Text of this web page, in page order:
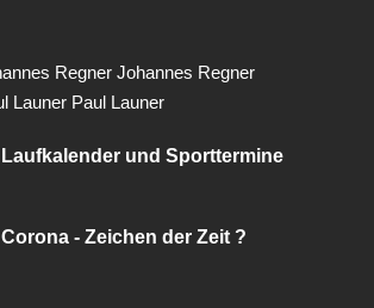
Johannes Regner
Paul Launer
Laufkalender und Sporttermine
Corona - Zeichen der Zeit ?